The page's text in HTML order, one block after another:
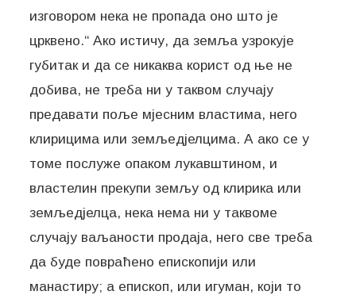
изговором нека не пропада оно што је
црквено.“ Ако истичу, да земља узрокује
губитак и да се никаква корист од ње не
добива, не треба ни у таквом случају
предавати поље мјесним властима, него
клирицима или земљедјелцима. А ако се у
томе послуже опаком лукавштином, и
властелин прекупи земљу од клирика или
земљедјелца, нека нема ни у таквоме
случају ваљаности продаја, него све треба
да буде повраћено епископији или
манастиру; а епископ, или игуман, који то